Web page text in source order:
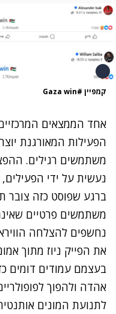
קמפיין #Gaza win
אחד הממצאים
הפעילות המאורגנת
משתמשים רגילים.
נעשית על ידי
ברגע שפוסט כזה צובר
משתמשים פרטיים
נחשפים להצלחה
את הפייק ניוז מתוך
בעצמם עמודים דומים
אהדה ולהפוך
לתנועת המונים